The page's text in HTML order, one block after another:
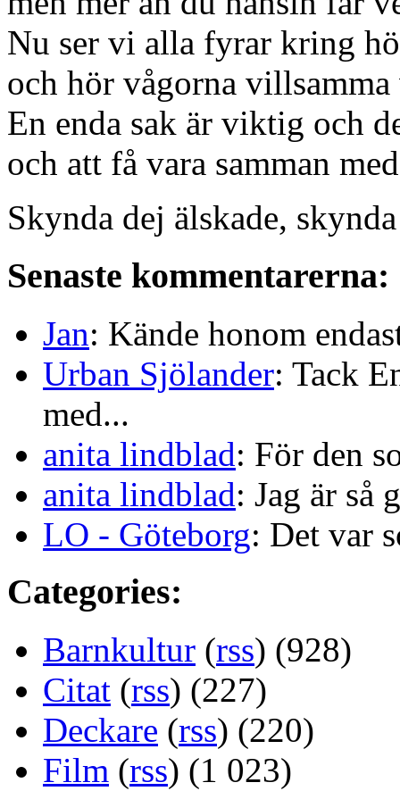
Nu ser vi alla fyrar kring
och hör vågorna villsamma
En enda sak är viktig och
och att få vara samman
Skynda dej älskade,
Senaste kommentarerna:
Jan: Kände honom
Urban Sjölander: Tack
med...
anita lindblad: För den
anita lindblad: Jag är så
LO - Göteborg: Det var
Categories:
Barnkultur (rss) (928)
Citat (rss) (227)
Deckare (rss) (220)
Film (rss) (1 023)